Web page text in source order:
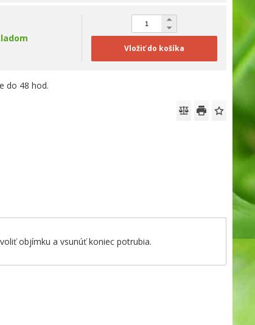
Vložiť do košíka
do 48 hod.
objímku a vsunúť koniec potrubia.